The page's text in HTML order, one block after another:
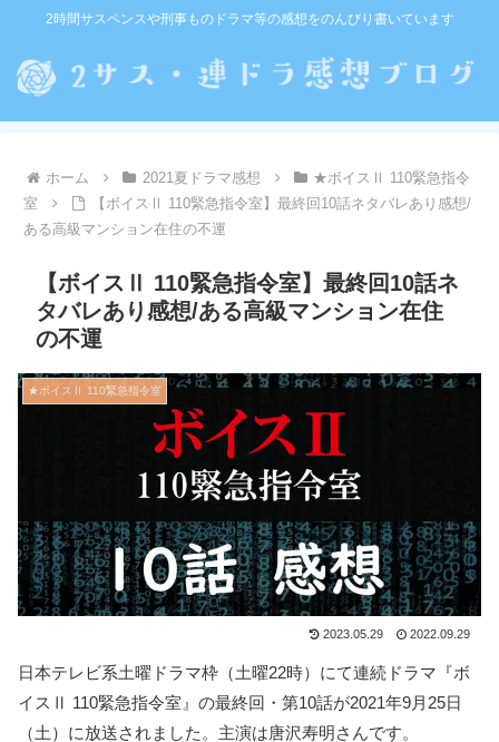
2時間サスペンスや刑事ものドラマ等の感想をのんびり書いています
ホーム 2021夏ドラマ感想
★ボイスⅡ 110緊急指令
室
【ボイスⅡ 110緊急指令室】最終回10話ネタバレあり感想/
ある高級マンション在住の不運
【ボイスⅡ 110緊急指令室】最終回10話ネ
タバレあり感想/ある高級マンション在住
の不運
★ボイスⅡ 110緊急指令室
2023.05.29 2022.09.29
日本テレビ系土曜ドラマ枠（土曜22時）にて連続ドラマ『ボ
イスⅡ 110緊急指令室』の最終回・第10話が2021年9月25日
（土）に放送されました。主演は唐沢寿明さんです。